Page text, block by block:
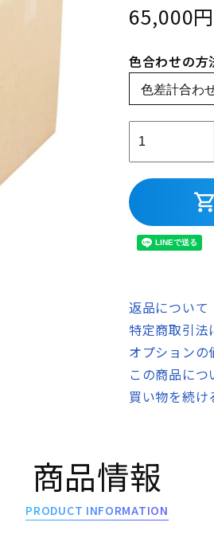
65,000
色合わせの方
shopping_cart
返品について
特定商取引法
オプションの
この商品につ
買い物を続け
商品情報
PRODUCT INFORMATION